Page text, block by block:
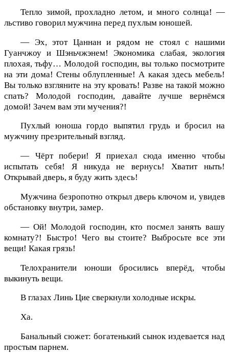
Тепло зимой, прохладно летом, и много солнца! —
льстиво говорил мужчина перед пухлым юношей.
— Эх, этот Цаннан и рядом не стоял с нашими
Гуанчжоу и Шэньчжэнем! Экономика слабая, экология
плохая, тьфу… Молодой господин, вы только посмотрите
на эти дома! Стены облупленные! А какая здесь мебель!
Вы только взгляните на эту кровать! Разве на такой можно
спать? Молодой господин, давайте лучше вернёмся
домой! Зачем вам эти мучения?!
Пухлый юноша гордо выпятил грудь и бросил на
мужчину презрительный взгляд.
— Чёрт побери! Я приехал сюда именно чтобы
испытать себя! Я никуда не вернусь! Хватит ныть!
Открывай дверь, я буду жить здесь!
Мужчина безропотно открыл дверь ключом и, увидев
обстановку внутри, замер.
— Ой! Молодой господин, кто посмел занять вашу
комнату?! Быстро! Чего вы стоите? Выбросьте все эти
вещи! Какая грязь!
Телохранители юноши бросились вперёд, чтобы
выкинуть вещи.
В глазах Линь Цие сверкнули холодные искры.
Ха.
Банальный сюжет: богатенький сынок издевается над
простым парнем.